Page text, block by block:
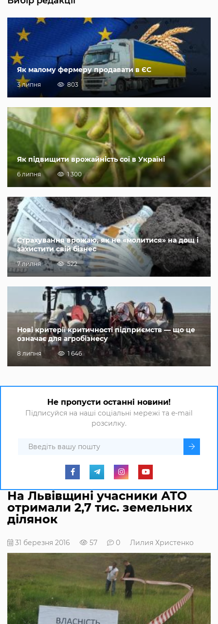
Як малому фермеру продавати в ЄС
3 липня 803
Як підвищити врожайність сої в Україні
6 липня 1 300
Страхування врожаю, як не «молитися» на дощ і
захистити свій бізнес
7 липня 522
Нові критерії критичності підприємств — що це
означає для агробізнесу
8 липня 1 646
Не пропусти останні новини!
Підписуйся на наші соціальні мережі та e-mail
розсилку.
На Львівщині учасники АТО
отримали 2,7 тис. земельних
ділянок
31 березня 2016 57 0 Лилия Христенко